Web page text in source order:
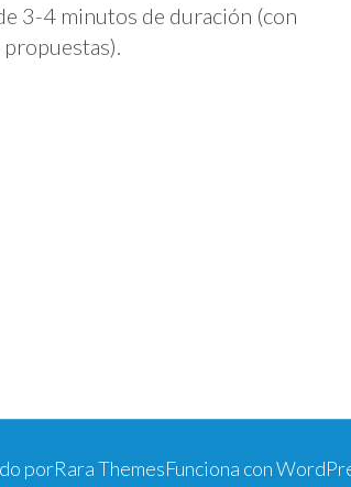
3-4 minutos de duración (con
porRara ThemesFunciona con